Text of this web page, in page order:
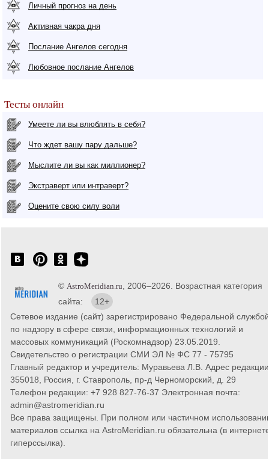
Личный прогноз на день
Активная чакра дня
Послание Ангелов сегодня
Любовное послание Ангелов
Тесты онлайн
Умеете ли вы влюблять в себя?
Что ждет вашу пару дальше?
Мыслите ли вы как миллионер?
Экстраверт или интраверт?
Оцените свою силу воли
© AstroMeridian.ru , 2006–2026. Возрастная категория
сайта:
12+
Сетевое издание (сайт) зарегистрировано Федеральной службой
по надзору в сфере связи, информационных технологий и
массовых коммуникаций (Роскомнадзор) 23.05.2019.
Свидетельство о регистрации СМИ ЭЛ № ФС 77 - 75795
Главный редактор и учредитель: Муравьева Л.В. Адрес
355018, Россия, г. Ставрополь, пр-д Черноморский, д. 29
Телефон редакции: +7 928 827-76-37 Электронная почта:
admin@astromeridian.ru
Все права защищены. При полном или частичном
материалов ссылка на AstroMeridian.ru обязательна (в
гиперссылка).